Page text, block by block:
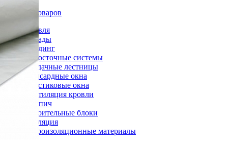
Каталог товаров
Кровля
Фасады
Сайдинг
Водосточные системы
Чердачные лестницы
Мансардные окна
Пластиковые окна
Вентиляция кровли
Кирпич
Строительные блоки
Изоляция
Гидроизоляционные материалы